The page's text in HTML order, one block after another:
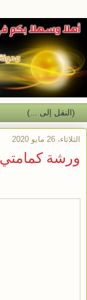
الثلاثاء، 26 مايو 2020
ورشة كمامتي